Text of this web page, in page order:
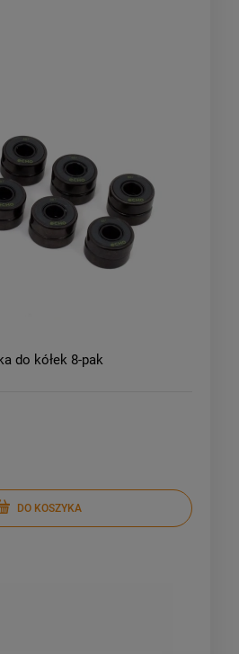
do kółek 8-pak
DO KOSZYKA